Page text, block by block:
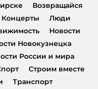
Возвращайся
Концерты
Люди
Новости
Новокузнецка
России и мира
Строим вместе
Транспорт